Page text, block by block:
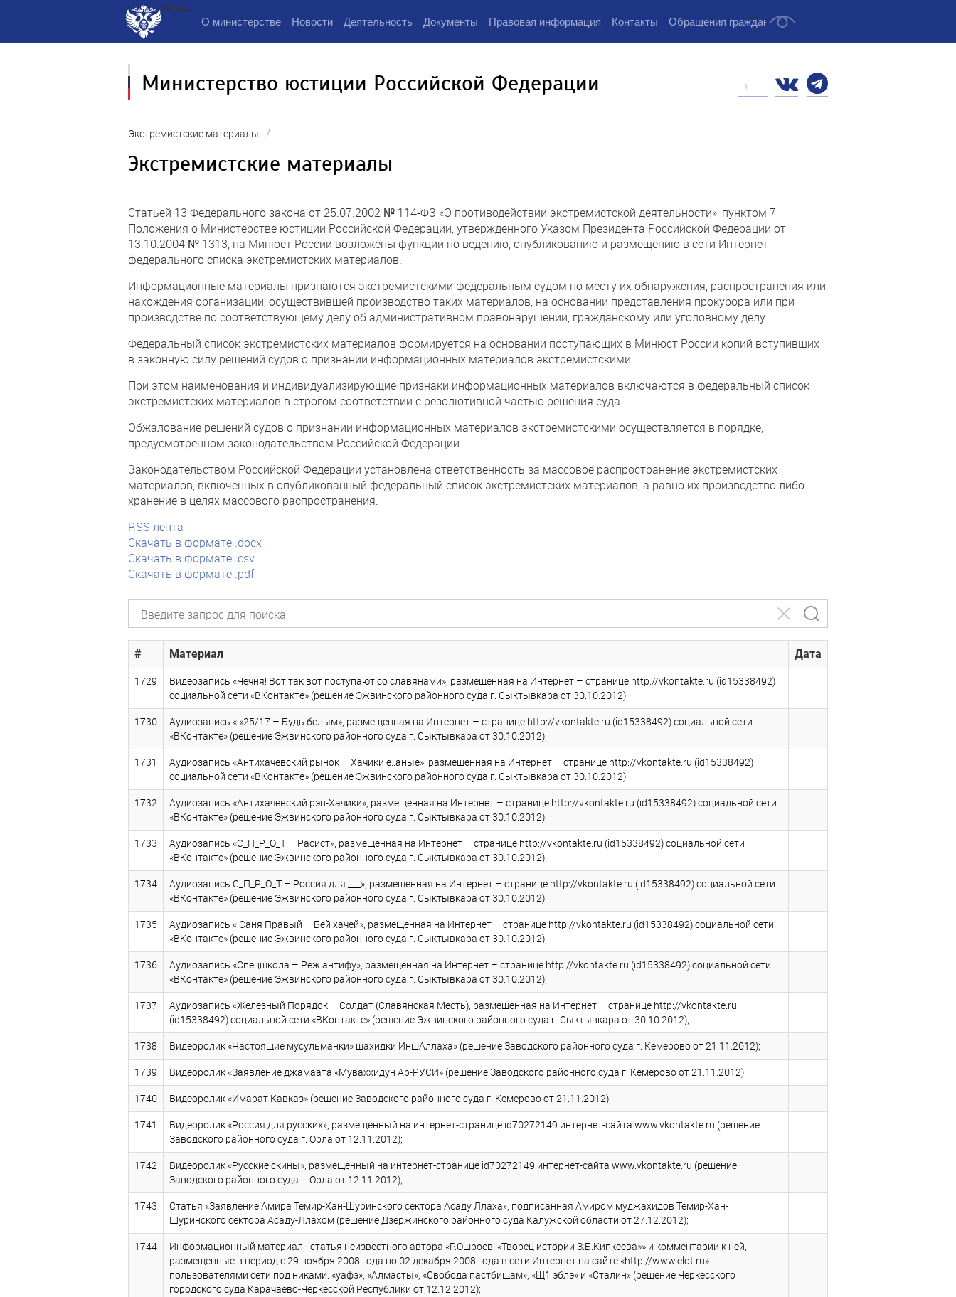
Меню
О министерстве Новости Деятельность Документы Правовая информация Контакты Обращения граждан ...
Министерство юстиции Российской Федерации
Экстремистские материалы /
Экстремистские материалы
Статьей 13 Федерального закона от 25.07.2002 № 114-ФЗ «О противодействии экстремистской деятельности», пунктом 7
Положения о Министерстве юстиции Российской Федерации, утвержденного Указом Президента Российской Федерации от
13.10.2004 № 1313, на Минюст России возложены функции по ведению, опубликованию и размещению в сети Интернет
федерального списка экстремистских материалов.
Информационные материалы признаются экстремистскими федеральным судом по месту их обнаружения, распространения или
нахождения организации, осуществившей производство таких материалов, на основании представления прокурора или при
производстве по соответствующему делу об административном правонарушении, гражданскому или уголовному делу.
Федеральный список экстремистских материалов формируется на основании поступающих в Минюст России копий вступивших
в законную силу решений судов о признании информационных материалов экстремистскими.
При этом наименования и индивидуализирующие признаки информационных материалов включаются в федеральный список
экстремистских материалов в строгом соответствии с резолютивной частью решения суда.
Обжалование решений судов о признании информационных материалов экстремистскими осуществляется в порядке,
предусмотренном законодательством Российской Федерации.
Законодательством Российской Федерации установлена ответственность за массовое распространение экстремистских
материалов, включенных в опубликованный федеральный список экстремистских материалов, а равно их производство либо
хранение в целях массового распространения.
RSS лента
Скачать в формате .docx
Скачать в формате .csv
Скачать в формате .pdf
# Материал
Дата
1729
Видеозапись «Чечня! Вот так вот поступают со славянами», размещенная на Интернет – странице http://vkontakte.ru (id15338492)
социальной сети «ВКонтакте» (решение Эжвинского районного суда г. Сыктывкара от 30.10.2012);
1730
Аудиозапись « «25/17 – Будь белым», размещенная на Интернет – странице http://vkontakte.ru (id15338492) социальной сети
«ВКонтакте» (решение Эжвинского районного суда г. Сыктывкара от 30.10.2012);
1731
Аудиозапись «Антихачевский рынок – Хачики е..аные», размещенная на Интернет – странице http://vkontakte.ru (id15338492)
социальной сети «ВКонтакте» (решение Эжвинского районного суда г. Сыктывкара от 30.10.2012);
1732
Аудиозапись «Антихачевский рэп-Хачики», размещенная на Интернет – странице http://vkontakte.ru (id15338492) социальной сети
«ВКонтакте» (решение Эжвинского районного суда г. Сыктывкара от 30.10.2012);
1733
Аудиозапись «С_П_Р_О_Т – Расист», размещенная на Интернет – странице http://vkontakte.ru (id15338492) социальной сети
«ВКонтакте» (решение Эжвинского районного суда г. Сыктывкара от 30.10.2012);
1734
Аудиозапись С_П_Р_О_Т – Россия для ___», размещенная на Интернет – странице http://vkontakte.ru (id15338492) социальной сети
«ВКонтакте» (решение Эжвинского районного суда г. Сыктывкара от 30.10.2012);
1735
Аудиозапись « Саня Правый – Бей хачей», размещенная на Интернет – странице http://vkontakte.ru (id15338492) социальной сети
«ВКонтакте» (решение Эжвинского районного суда г. Сыктывкара от 30.10.2012);
1736
Аудиозапись «Спецшкола – Реж антифу», размещенная на Интернет – странице http://vkontakte.ru (id15338492) социальной сети
«ВКонтакте» (решение Эжвинского районного суда г. Сыктывкара от 30.10.2012);
1737
Аудиозапись «Железный Порядок – Солдат (Славянская Месть), размещенная на Интернет – странице http://vkontakte.ru
(id15338492) социальной сети «ВКонтакте» (решение Эжвинского районного суда г. Сыктывкара от 30.10.2012);
1738
Видеоролик «Настоящие мусульманки» шахидки ИншАллаха» (решение Заводского районного суда г. Кемерово от 21.11.2012);
1739
Видеоролик «Заявление джамаата «Муваххидун Ар-РУСИ» (решение Заводского районного суда г. Кемерово от 21.11.2012);
1740
Видеоролик «Имарат Кавказ» (решение Заводского районного суда г. Кемерово от 21.11.2012);
1741
Видеоролик «Россия для русских», размещенный на интернет-странице id70272149 интернет-сайта www.vkontakte.ru (решение
Заводского районного суда г. Орла от 12.11.2012);
1742
Видеоролик «Русские скины», размещенный на интернет-странице id70272149 интернет-сайта www.vkontakte.ru (решение
Заводского районного суда г. Орла от 12.11.2012);
1743
Статья «Заявление Амира Темир-Хан-Шуринского сектора Асаду Ллаха», подписанная Амиром муджахидов Темир-Хан-
Шуринского сектора Асаду-Ллахом (решение Дзержинского районного суда Калужской области от 27.12.2012);
1744
Информационный материал - статья неизвестного автора «Р.Ошроев. «Творец истории З.Б.Кипкеева»» и комментарии к ней,
размещенные в период с 29 ноября 2008 года по 02 декабря 2008 года в сети Интернет на сайте «http://www.elot.ru»
пользователями сети под никами: «уафэ», «Алмасты», «Свобода пастбищам», «Щ1 эблэ» и «Сталин» (решение Черкесского
городского суда Карачаево-Черкесской Республики от 12.12.2012);